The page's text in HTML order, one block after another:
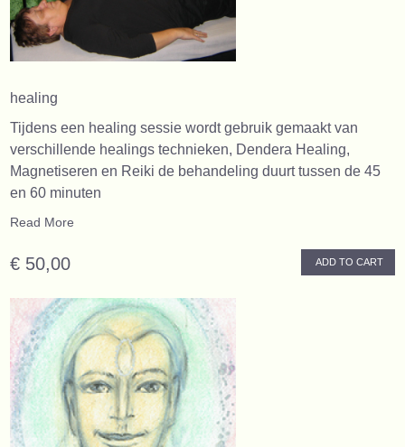
healing
Tijdens een healing sessie wordt gebruik gemaakt van
verschillende healings technieken, Dendera Healing,
Magnetiseren en Reiki de behandeling duurt tussen de 45
en 60 minuten
Read More
€ 50,00 ADD TO CART